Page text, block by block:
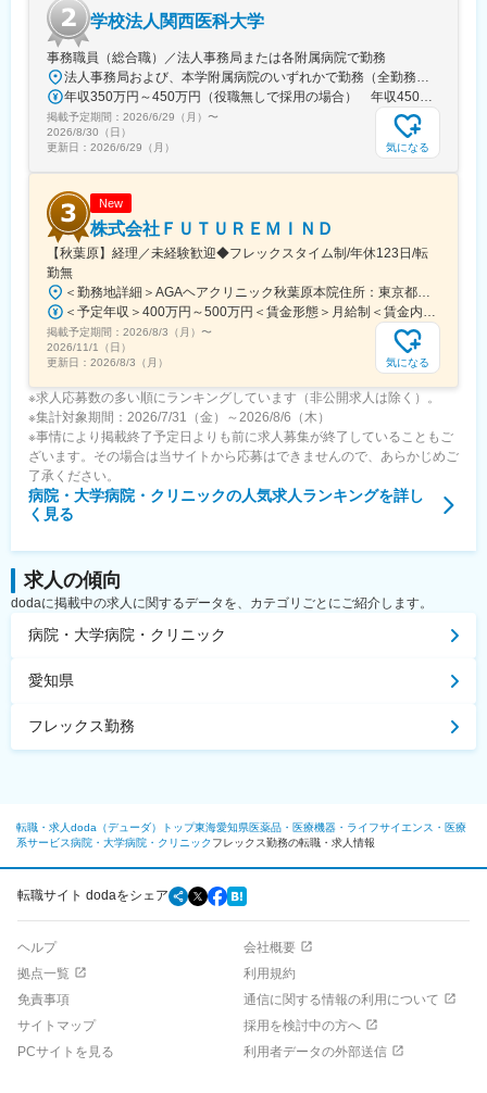
す。
■組織構成
部長（1名）、副部長（1名）、アシスタント・マネージャー(１
名)、メンバー（２名)
■働き方｜柔軟＆効率的な環境
・働きやすい柔軟な就労環境(フレックス制度、リモート可、時短
を仕組化して効率を上げています。
■こんな方に向いています
・決まった商材ではなく、お客様に合わせた最適なサービスを提
案したい
・フードサービス、施設運営など“形に残るサービス”を提案したい
・成長性のあるマーケットでキャリアを築きたい
変更の範囲：会社の定める業務
学校法人関西医科大学
事務職員（総合職）／法人事務局または各附属病院で勤務
法人事務局および、本学附属病院のいずれかで勤務（全勤務地、最寄り駅から徒歩5分以内）【関西医科大学 法人事務局】大阪府枚方市新町2丁目5-1■京阪本線 枚方市駅～徒歩5分※京阪 枚方市駅まで…・京阪 京橋駅から特急乗車14分・京阪 中書島駅から特急乗車16分【附属病院】大阪府枚方市新町2丁目3-1■京阪本線 枚方市駅～徒歩3分【総合医療センター】大阪府守口市文園町10-15■京阪本線 滝井駅～徒歩3分■地下鉄谷町線・今里筋線 太子橋今市駅～徒歩5分 ※京阪 滝井駅まで… ・京阪 京橋駅から各停乗車9分 ※谷町線 太子橋今市駅まで…・谷町線 大日駅から乗車8分・谷町線 東梅田駅から乗車13分【香里病院】大阪府寝屋川市香里本通町8-45■京阪本線 香里園駅～徒歩1分 ※京阪 香里園駅まで… ・京阪 京橋駅・樟葉駅から準急乗車15分 ・京阪中書島駅から準急乗車35分（特急乗車、枚方市駅で乗り換えると25分） ◎経験・能力など適性を考慮し配属します。 ※転居を伴う転勤なし※U・Iターン歓迎
年収350万円～450万円（役職無しで採用の場合） 年収450万円～550万円（主任級で採用の場合）
掲載予定期間： 2026/6/29（月） 〜
2026/8/30（日）
更新日： 2026/6/29（月） 気になる
New
株式会社ＦＵＴＵＲＥＭＩＮＤ
【秋葉原】経理／未経験歓迎◆フレックスタイム制/年休123日/転
勤無
＜勤務地詳細＞AGAヘアクリニック秋葉原本院住所：東京都千代田区外神田3-12-8 住友不動産秋葉原ビル9F受動喫煙対策：屋内全面禁煙変更の範囲：会社の定める事業所（リモートワーク含む）
＜予定年収＞400万円～500万円＜賃金形態＞月給制＜賃金内訳＞月額（基本給）：275,000円～350,000円＜月給＞275,000円～350,000円＜昇給有無＞有＜残業手当＞有＜給与補足＞■ 多職種手当:5万円（複数の職種をマルチに対応するスタッフへの手当） ■ 多エリア手当:4万円（複数の拠点を横断してくれるスタッフへの手当） ■ 役職手当:0～52万円■ 達成手当：0～100万円（半期評価によって増減する手当）賃金はあくまでも目安の金額であり、選考を通じて上下する可能性があります。月給(月額)は固定手当を含めた表記です。
掲載予定期間： 2026/8/3（月） 〜
2026/11/1（日）
更新日： 2026/8/3（月） 気になる
※求人応募数の多い順にランキングしています（非公開求人は除く）。
※集計対象期間：2026/7/31（金）～2026/8/6（木）
※事情により掲載終了予定日よりも前に求人募集が終了していることもご
ざいます。その場合は当サイトから応募はできませんので、あらかじめご
了承ください。
病院・大学病院・クリニックの人気求人ランキングを詳し
く見る
求人の傾向
dodaに掲載中の求人に関するデータを、カテゴリごとにご紹介します。
病院・大学病院・クリニック
愛知県
フレックス勤務
転職・求人doda（デューダ）トップ東海愛知県医薬品・医療機器・ライフサイエンス・医療
系サービス病院・大学病院・クリニックフレックス勤務の転職・求人情報
転職サイト dodaをシェア
ヘルプ
会社概要
拠点一覧
利用規約
免責事項
通信に関する情報の利用について
サイトマップ
採用を検討中の方へ
PCサイトを見る
利用者データの外部送信